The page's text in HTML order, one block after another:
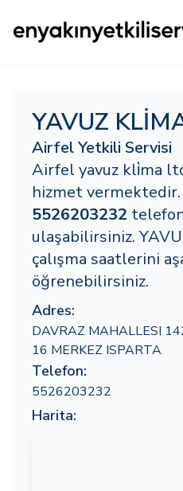
YAVUZ
Airfel Yetkili Servisi
Airfel yavuz kli̇ma
hizmet vermektedir.
5526203232
ulaşabilirsiniz.
çalışma saatlerini
öğrenebilirsiniz.
Adres:
DAVRAZ MAHALLESI
16 MERKEZ ISPARTA
Telefon:
5526203232
Harita: